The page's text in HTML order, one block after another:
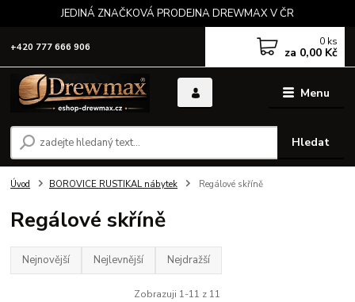
JEDINÁ ZNAČKOVÁ PRODEJNA DREWMAX V ČR
Menu
Hledat
+420 777 666 906 0 ks
za 0,00 Kč
Úvod BOROVICE RUSTIKAL nábytek Regálové skříně
Regálové skříně
Nejnovější Nejlevnější Nejdražší
Zobrazuji 1-11 z 11